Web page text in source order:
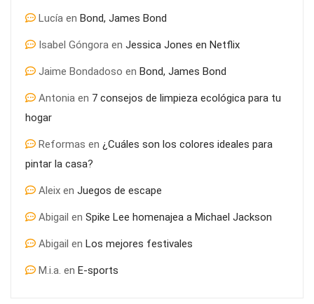
Lucía en Bond, James Bond
Isabel Góngora en Jessica Jones en Netflix
Jaime Bondadoso en Bond, James Bond
Antonia en 7 consejos de limpieza ecológica para tu
hogar
Reformas en ¿Cuáles son los colores ideales para
pintar la casa?
Aleix en Juegos de escape
Abigail en Spike Lee homenajea a Michael Jackson
Abigail en Los mejores festivales
M.i.a. en E-sports